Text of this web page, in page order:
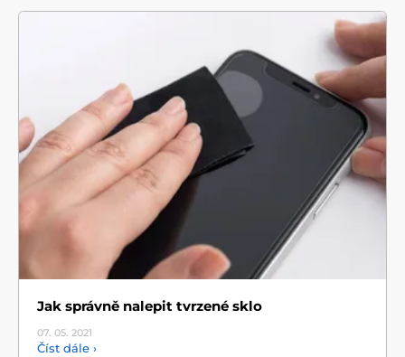
Jak správně nalepit tvrzené sklo
07. 05. 2021
Číst dále ›